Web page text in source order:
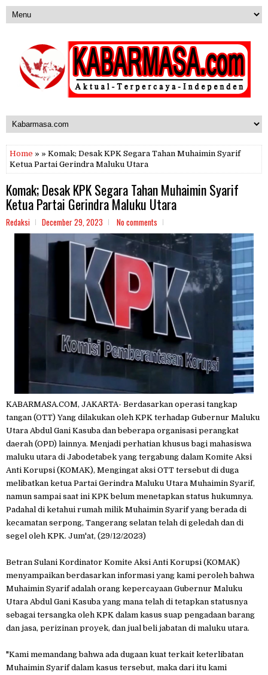
Home » » Komak; Desak KPK Segara Tahan Muhaimin Syarif
Ketua Partai Gerindra Maluku Utara
Komak; Desak KPK Segara Tahan Muhaimin Syarif
Ketua Partai Gerindra Maluku Utara
Redaksi December 29, 2023 No comments
KABARMASA.COM, JAKARTA- Berdasarkan operasi tangkap
tangan (OTT) Yang dilakukan oleh KPK terhadap Gubernur Maluku
Utara Abdul Gani Kasuba dan beberapa organisasi perangkat
daerah (OPD) lainnya. Menjadi perhatian khusus bagi mahasiswa
maluku utara di Jabodetabek yang tergabung dalam Komite Aksi
Anti Korupsi (KOMAK), Mengingat aksi OTT tersebut di duga
melibatkan ketua Partai Gerindra Maluku Utara Muhaimin Syarif,
namun sampai saat ini KPK belum menetapkan status hukumnya.
Padahal di ketahui rumah milik Muhaimin Syarif yang berada di
kecamatan serpong, Tangerang selatan telah di geledah dan di
segel oleh KPK. Jum'at, (29/12/2023)
Betran Sulani Kordinator Komite Aksi Anti Korupsi (KOMAK)
menyampaikan berdasarkan informasi yang kami peroleh bahwa
Muhaimin Syarif adalah orang kepercayaan Gubernur Maluku
Utara Abdul Gani Kasuba yang mana telah di tetapkan statusnya
sebagai tersangka oleh KPK dalam kasus suap pengadaan barang
dan jasa, perizinan proyek, dan jual beli jabatan di maluku utara.
"Kami memandang bahwa ada dugaan kuat terkait keterlibatan
Muhaimin Syarif dalam kasus tersebut, maka dari itu kami